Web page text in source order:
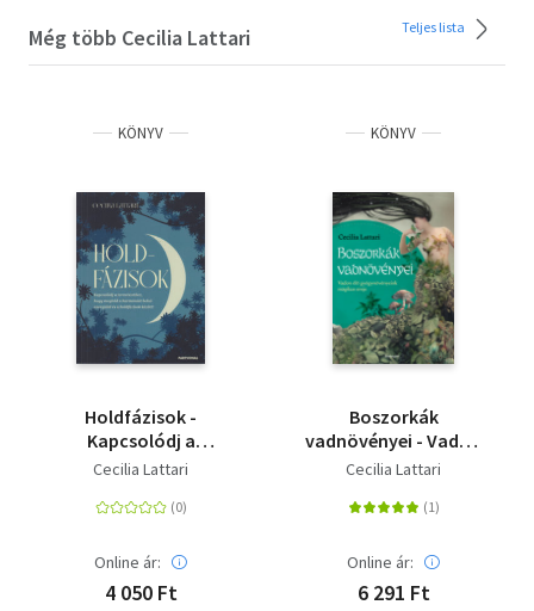
Még több Cecilia Lattari Teljes lista
KÖNYV
Holdfázisok -
Kapcsolódj a
természethez, hogy
belső energiáid és a
Cecilia Lattari
Online ár:
4 050 Ft
KÖNYV
Boszorkák
vadnövényei - Vadon
élő gyógynövényeink
Cecilia Lattari
Online ár:
6 291 Ft